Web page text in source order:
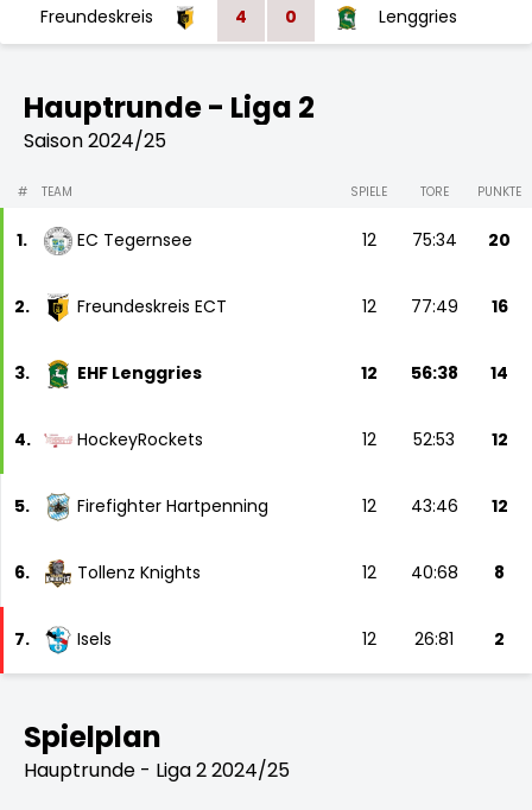
Freundeskreis 4 0 Lenggries
Hauptrunde - Liga 2
Saison 2024/25
# TEAM SPIELE TORE PUNKTE
1. EC Tegernsee 12 75:34 20
2. Freundeskreis ECT 12 77:49 16
3. EHF Lenggries 12 56:38 14
4. HockeyRockets 12 52:53 12
5. Firefighter Hartpenning 12 43:46 12
6. Tollenz Knights 12 40:68 8
7. Isels 12 26:81 2
Spielplan
Hauptrunde - Liga 2 2024/25